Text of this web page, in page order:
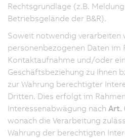
Rechtsgrundlage (z.B.
Betriebsgelände der B&R).
Soweit notwendig verarbeiten
personenbezogenen Daten im
Kontaktaufnahme und/oder
Geschäftsbeziehung zu Ihnen
zur Wahrung berechtigter
Dritten. Dies erfolgt im
Interessenabwägung nach Art.
wonach die Verarbeitung
Wahrung der berechtigten